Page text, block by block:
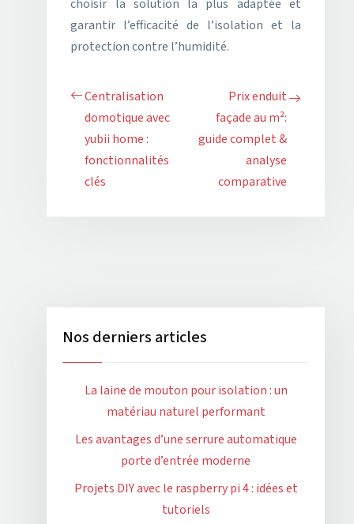
choisir la solution la plus adaptée et
garantir l’efficacité de l’isolation et la
protection contre l’humidité.
Centralisation
domotique avec
yubii home :
fonctionnalités
clés
Prix enduit
façade au m²:
guide complet &
analyse
comparative
Nos derniers articles
La laine de mouton pour isolation : un
matériau naturel performant
Les avantages d’une serrure automatique
porte d’entrée moderne
Projets DIY avec le raspberry pi 4 : idées et
tutoriels